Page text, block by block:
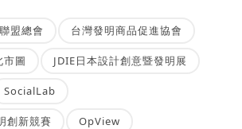
盟總會 台灣發明商品促進協會
市圖 JDIE日本設計創意暨發明展
SocialLab
創新競賽 OpView